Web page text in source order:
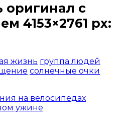
оригинал с
4153×2761 px:
жизнь группа людей
солнечные очки
на велосипедах
ужине